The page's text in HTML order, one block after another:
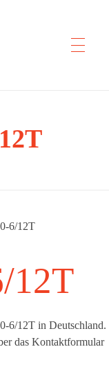
6/12T
12T
6/12T in Deutschland.
das Kontaktformular